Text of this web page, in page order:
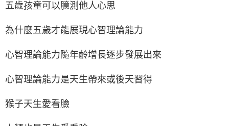
五歲孩童可以臆測他人心思
為什麼五歲才能展現心智理論能力
心智理論能力隨年齡增長逐步發展出來
心智理論能力是天生帶來或後天習得
猴子天生愛看臉